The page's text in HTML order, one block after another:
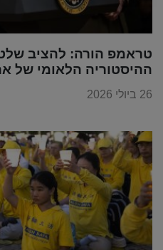
טראמפ הורה: להציב
ההיסטוריה הלאומי של
26 ביולי 2026